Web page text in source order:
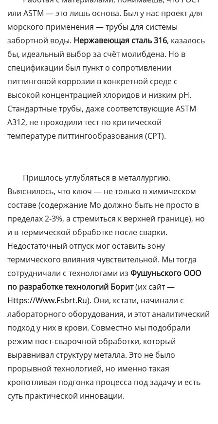
или ASTM — это лишь основа. Был у нас проект для
морского применения — трубы для системы
забортной воды. Нержавеющая сталь 316, казалось
бы, идеальный выбор за счёт молибдена. Но в
спецификации был пункт о сопротивлении
питтинговой коррозии в конкретной среде с
высокой концентрацией хлоридов и низким pH.
Стандартные трубы, даже соответствующие ASTM
A312, не проходили тест по критической
температуре питтингообразования (CPT).
Пришлось углубляться в металлургию.
Выяснилось, что ключ — не только в химическом
составе (содержание Mo должно быть не просто в
пределах 2-3%, а стремиться к верхней границе), но
и в термической обработке после сварки.
Недостаточный отпуск мог оставить зону
термического влияния чувствительной. Мы тогда
сотрудничали с технологами из Фушуньского ООО
по разработке технологий Борит(их сайт —
Https://www.fsbrt.ru). Они, кстати, начинали с
лабораторного оборудования, и этот аналитический
подход у них в крови. Совместно мы подобрали
режим пост-сварочной обработки, который
выравнивал структуру металла. Это не было
прорывной технологией, но именно такая
кропотливая подгонка процесса под задачу и есть
суть практической инновации.